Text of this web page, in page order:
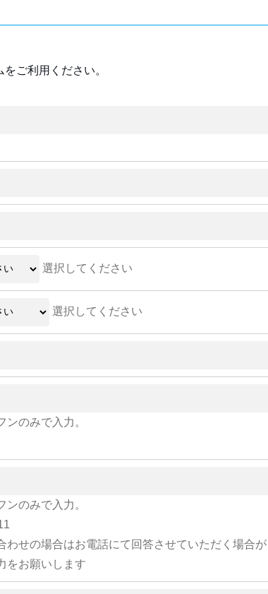
ご利用ください。
選択してください
選択してください
ンのみで入力。
ンのみで入力。
わせの場合はお電話にて回答させていただく場合
をお願いします